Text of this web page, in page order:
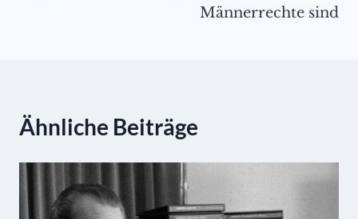
Männerrechte sind
Ähnliche Beiträge